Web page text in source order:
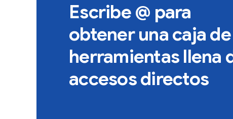
Escribe @ para
obtener una caja de
herramientas llena
accesos directos